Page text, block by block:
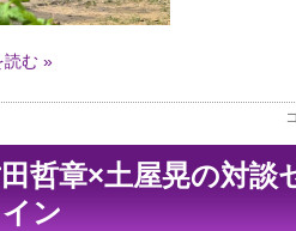
読む »
哲章×土屋晃の対
ン